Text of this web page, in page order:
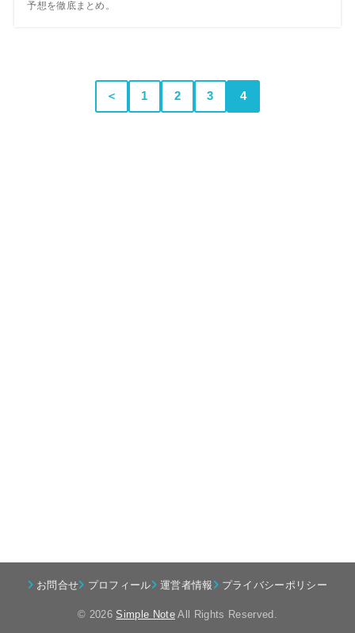
予想を徹底まとめ。
＜ 1 2 3 4
お問合せ プロフィール 運営者情報 プライバシーポリシー
© 2026Simple Note All Rights Reserved.